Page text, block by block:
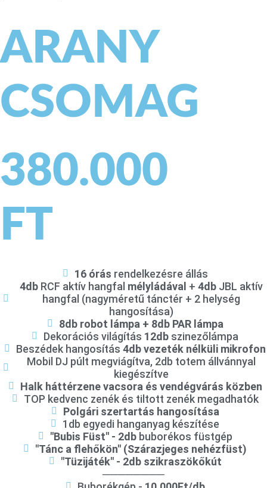
ARANY
CSOMAG
380.000
FT
16 órás rendelkezésre állás
4dbRCF aktív hangfal mélyládával + 4dbJBL aktív
hangfal (nagyméretű tánctér + 2 helység
hangosítása)
8db robot lámpa + 8db PAR lámpa
Dekorációs világítás 12db szinezőlámpa
Beszédek hangosítás 4db vezeték nélküli mikrofon
Mobil DJ púlt megviágítva, 2db totem állvánnyal
kiegészítve
Halk háttérzene vacsora és vendégvárás közben
TOP kedvenc zenék és tiltott zenék megadhatók
Polgári szertartás hangosítása
1db egyedi hanganyag készítése
"Bubis Füst" - 2dbbuborékos füstgép
"Tánc a flehőkön" (Szárazjeges nehézfüst)
"Tüzijáték" - 2db szikraszökőkút
────────